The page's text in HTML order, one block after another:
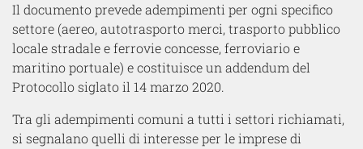
Il documento prevede adempimenti per ogni specifico
settore (aereo, autotrasporto merci, trasporto pubblico
locale stradale e ferrovie concesse, ferroviario e
maritino portuale) e costituisce un addendum del
Protocollo siglato il 14 marzo 2020.
Tra gli adempimenti comuni a tutti i settori richiamati,
si segnalano quelli di interesse per le imprese di